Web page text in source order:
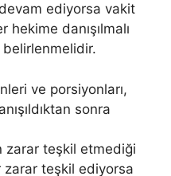
ediyorsa vakit
danışılmalı
belirlenmelidir.
ve porsiyonları,
sonra
zarar teşkil etmediği
teşkil ediyorsa